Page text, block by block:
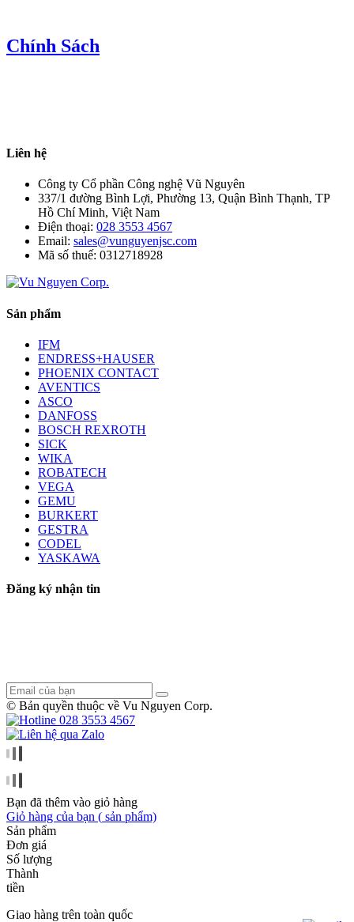
Chính Sách
Liên hệ
Công ty Cổ phần Công nghệ Vũ Nguyên
337/1 đường Bình Lợi, Phường 13, Quận Bình Thạnh, TP
Hồ Chí Minh, Việt Nam
Điện thoại: 028 3553 4567
Email: sales@vunguyenjsc.com
Mã số thuế: 0312718928
Sản phẩm
IFM
ENDRESS+HAUSER
PHOENIX CONTACT
AVENTICS
ASCO
DANFOSS
BOSCH REXROTH
SICK
WIKA
ROBATECH
VEGA
GEMU
BURKERT
GESTRA
CODEL
YASKAWA
Đăng ký nhận tin
© Bản quyền thuộc về Vu Nguyen Corp.
028 3553 4567
Bạn đã thêm vào giỏ hàng
Giỏ hàng của bạn ( sản phẩm)
Sản phẩm
Đơn giá
Số lượng
Thành
tiền
Giao hàng trên toàn quốc